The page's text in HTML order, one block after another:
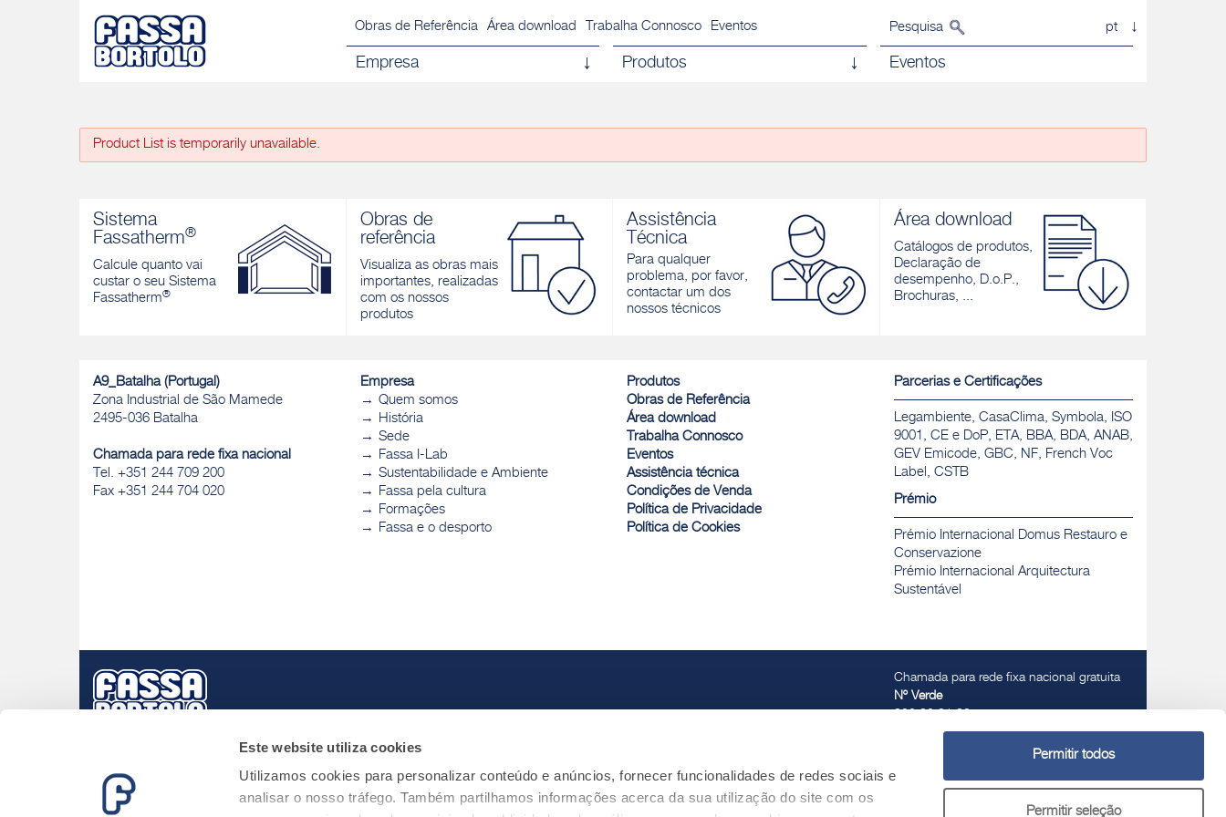
Este website utiliza cookies
Utilizamos cookies para personalizar conteúdo e anúncios, fornecer funcionalidades de redes sociais e
analisar o nosso tráfego. Também partilhamos informações acerca da sua utilização do site com os
Permitir todos
Permitir seleção
Obras de Referência Área download Trabalha Connosco Eventos Pesquisa pt
Empresa Produtos Eventos
Product List is temporarily unavailable.
Sistema
Fassatherm®
Calcule quanto vai
custar o seu Sistema
Fassatherm®
Obras de
referência
Visualiza as obras mais
importantes, realizadas
com os nossos
produtos
Assistência
Técnica
Para qualquer
problema, por favor,
contactar um dos
nossos técnicos
Área download
Catálogos de produtos,
Declaração de
desempenho, D.o.P.,
Brochuras, ...
A9_Batalha (Portugal)
Zona Industrial de São Mamede
2495-036 Batalha
Chamada para rede fixa nacional
Tel. +351 244 709 200
Fax +351 244 704 020
Empresa
Quem somos
História
Sede
Fassa I-Lab
Sustentabilidade e Ambiente
Fassa pela cultura
Formações
Fassa e o desporto
Produtos
Obras de Referência
Área download
Trabalha Connosco
Eventos
Assistência técnica
Condições de Venda
Política de Privacidade
Política de Cookies
Parcerias e Certificações
Legambiente, CasaClima, Symbola, ISO
9001, CE e DoP, ETA, BBA, BDA, ANAB,
GEV Emicode, GBC, NF, French Voc
Label, CSTB
Prémio
Prémio Internacional Domus Restauro e
Conservazione
Prémio Internacional Arquitectura
Sustentável
Chamada para rede fixa nacional gratuita
Nº Verde